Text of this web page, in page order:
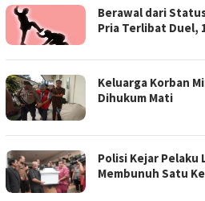
Berawal dari
Pria Terlibat Duel,
Keluarga Korban
Dihukum Mati
Polisi Kejar Pelaku
Membunuh Satu